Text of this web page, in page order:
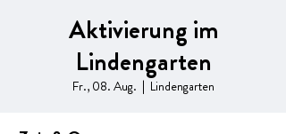
Aktivierung im
Lindengarten
Fr., 08. Aug.
  |
Lindengarten